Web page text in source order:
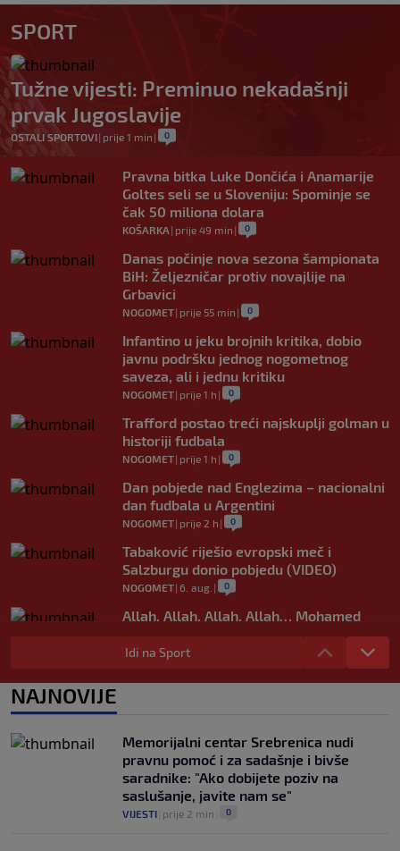
SPORT
Tužne vijesti: Preminuo nekadašnji
prvak Jugoslavije
OSTALI SPORTOVI| prije 1 min | 0
Pravna bitka Luke Dončića i Anamarije
Goltes seli se u Sloveniju: Spominje se
čak 50 miliona dolara
KOŠARKA | prije 49 min | 0
Danas počinje nova sezona šampionata
BiH: Željezničar protiv novajlije na
Grbavici
NOGOMET| prije 55 min | 0
Infantino u jeku brojnih kritika, dobio
javnu podršku jednog nogometnog
saveza, ali i jednu kritiku
NOGOMET| prije 1 h | 0
Trafford postao treći najskuplji golman u
historiji fudbala
NOGOMET| prije 1 h | 0
Dan pobjede nad Englezima – nacionalni
dan fudbala u Argentini
NOGOMET| prije 2 h | 0
Tabaković riješio evropski meč i
Salzburgu donio pobjedu (VIDEO)
NOGOMET| 6. aug. | 0
Allah, Allah, Allah, Allah… Mohamed
NOGOMET|6. aug.
Tok meča | Borac 1-0 Vitebsk: Borac
Idi na Sport
NAJNOVIJE
Memorijalni centar Srebrenica nudi
pravnu pomoć i za sadašnje i bivše
saradnike: "Ako dobijete poziv na
saslušanje, javite nam se"
VIJESTI prije 2 min 0